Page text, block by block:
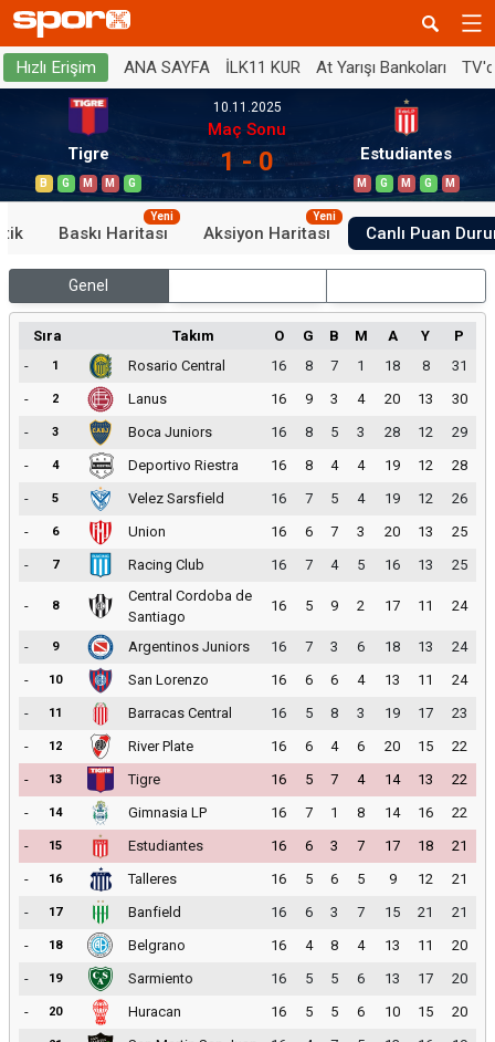
Hızlı Erişim ANA SAYFA İLK11 KUR At Yarışı Bankoları
Tigre
B G M M G
10.11.2025
Maç Sonu
1 - 0 Estudiantes
M G M G M
Baskı Haritası
Yeni
Aksiyon Haritası
Yeni
Canlı Puan
Genel
Sıra Takım O G B M A Y
P
-
1 Rosario Central 16 8 7 1 18 8
31
-
2 Lanus 16 9 3 4 20 13
30
-
3 Boca Juniors 16 8 5 3 28 12
29
-
4 Deportivo Riestra 16 8 4 4 19 12
28
-
5 Velez Sarsfield 16 7 5 4 19 12
26
-
6 Union 16 6 7 3 20 13
25
-
7 Racing Club 16 7 4 5 16 13 25
- 8
Central Cordoba de
Santiago
16 5 9 2 17 11 24
- 9 Argentinos Juniors 16 7 3 6 18 13
24
-
10 San Lorenzo 16 6 6 4 13 11
24
-
11 Barracas Central 16 5 8 3 19 17
23
-
12 River Plate 16 6 4 6 20 15
22
-
13 Tigre 16 5 7 4 14 13
22
-
14 Gimnasia LP 16 7 1 8 14 16
22
-
15 Estudiantes 16 6 3 7 17 18
21
-
16 Talleres 16 5 6 5 9 12
21
-
17 Banfield 16 6 3 7 15 21
21
-
18 Belgrano 16 4 8 4 13 11
20
-
19 Sarmiento 16 5 5 6 13 17
20
-
20 Huracan 16 5 5 6 10 15
20